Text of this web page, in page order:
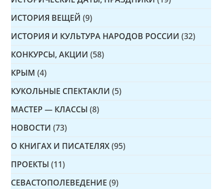
ИСТОРИЯ ВЕЩЕЙ (9)
ИСТОРИЯ И КУЛЬТУРА НАРОДОВ РОССИИ (32)
КОНКУРСЫ, АКЦИИ (58)
КРЫМ (4)
КУКОЛЬНЫЕ СПЕКТАКЛИ (5)
МАСТЕР — КЛАССЫ (8)
НОВОСТИ (73)
О КНИГАХ И ПИСАТЕЛЯХ (95)
ПРОЕКТЫ (11)
СЕВАСТОПОЛЕВЕДЕНИЕ (9)